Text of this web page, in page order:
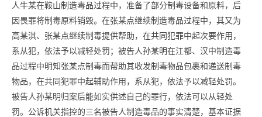
人牛某在鞍山制造毒品过程中，准备了部分制毒设备和原料，后
因畏罪将制毒原料销毁。在张某点继续制造毒品过程中，其又为
高某淇、张某点继续制毒提供帮助，在共同犯罪中起次要作用，
系从犯，依法予以减轻处罚；被告人孙某明在江都、汉中制造毒
品过程中明知张某点制毒而帮助其收发制毒物品包裹和递送制毒
物品，在共同犯罪中起辅助作用，系从犯，依法予以减轻处罚。
被告人孙某明归案后能如实供述自己的罪行，依法可以从轻处
罚。公诉机关指控的三名被告人制造毒品的事实清楚，基本证据